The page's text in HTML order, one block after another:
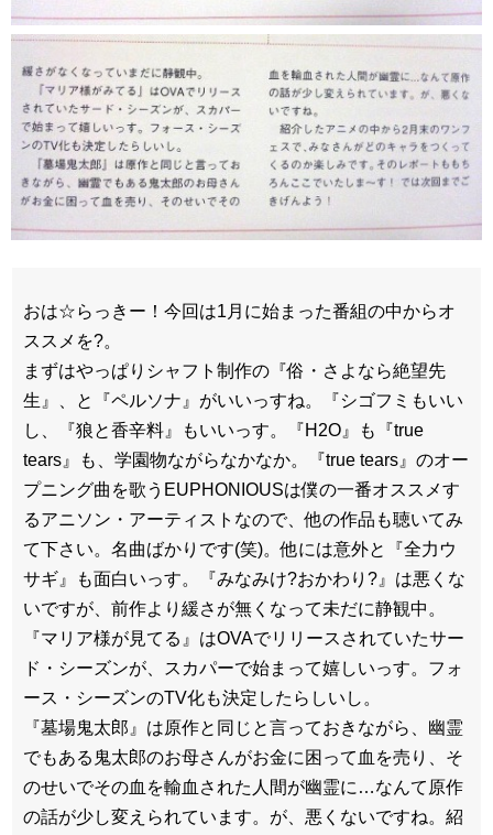
おは☆らっきー！今回は1月に始まった番組の中からオ
ススメを?。
まずはやっぱりシャフト制作の『俗・さよなら絶望先
生』、と『ペルソナ』がいいっすね。『シゴフミもいい
し、『狼と香辛料』もいいっす。『H2O』も『true
tears』も、学園物ながらなかなか。『true tears』のオー
プニング曲を歌うEUPHONIOUSは僕の一番オススメす
るアニソン・アーティストなので、他の作品も聴いてみ
て下さい。名曲ばかりです(笑)。他には意外と『全力ウ
サギ』も面白いっす。『みなみけ?おかわり?』は悪くな
いですが、前作より緩さが無くなって未だに静観中。
『マリア様が見てる』はOVAでリリースされていたサー
ド・シーズンが、スカパーで始まって嬉しいっす。フォ
ース・シーズンのTV化も決定したらしいし。
『墓場鬼太郎』は原作と同じと言っておきながら、幽霊
でもある鬼太郎のお母さんがお金に困って血を売り、そ
のせいでその血を輸血された人間が幽霊に…なんて原作
の話が少し変えられています。が、悪くないですね。紹